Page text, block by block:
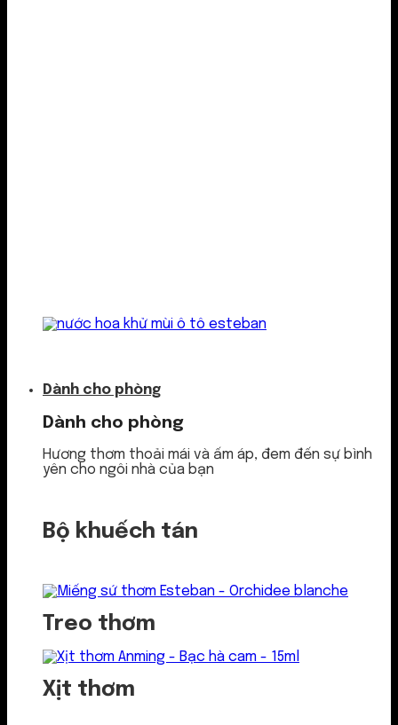
Dành cho phòng
Dành cho phòng
Hương thơm thoải mái và ấm áp, đem đến sự bình
yên cho ngôi nhà của bạn
Bộ khuếch tán
Treo thơm
Xịt thơm